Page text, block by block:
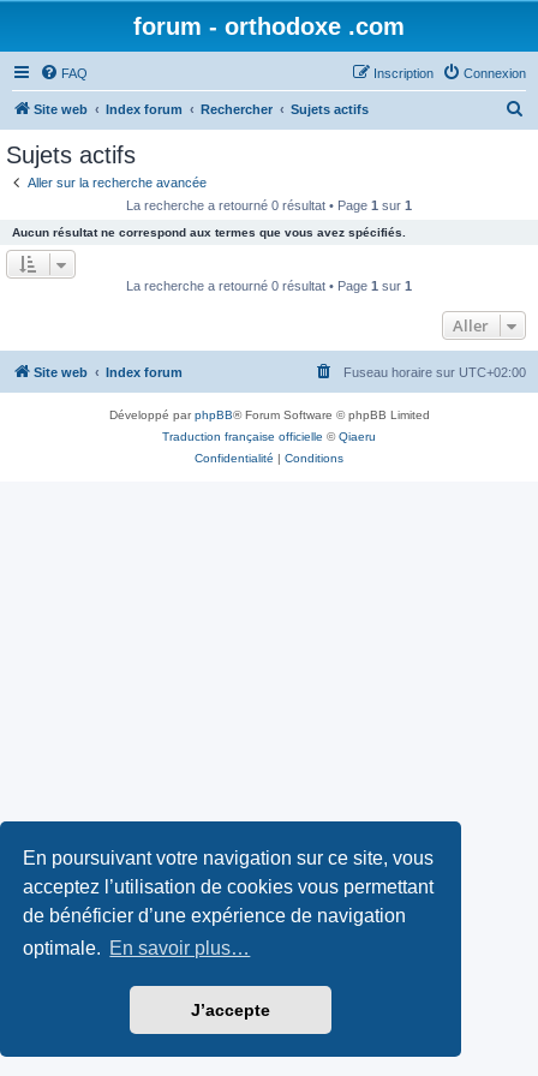
En poursuivant votre navigation sur ce site, vous
acceptez l’utilisation de cookies vous permettant
de bénéficier d’une expérience de navigation
optimale. En savoir plus…
J’accepte
forum - orthodoxe .com
FAQ Connexion
Inscription
Site web Index forum Rechercher Sujets actifs
e
r
Sujets actifs
Aller sur la recherche avancée
La recherche a retourné 0 résultat • Page 1 sur 1
Aucun résultat ne correspond aux termes que vous avez spécifiés.
La recherche a retourné 0 résultat • Page 1 sur 1
Aller
Site web Index forum Fuseau horaire sur UTC+02:00
Développé parphpBB® Forum Software © phpBB Limited
Traduction française officielle ©Qiaeru
Confidentialité | Conditions